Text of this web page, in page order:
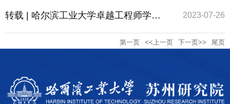
专项）专业学位博士生招生补充报名
的通知
生产教融合人才培养项目（苏州专
项）专业学位博士生招生简介
转载 | 哈尔滨工业大学卓越工程师学院
2024年推免生 （含直博生）接收工作
细则
2023-07-26
第一页 <<上一页 下一页>> 尾页